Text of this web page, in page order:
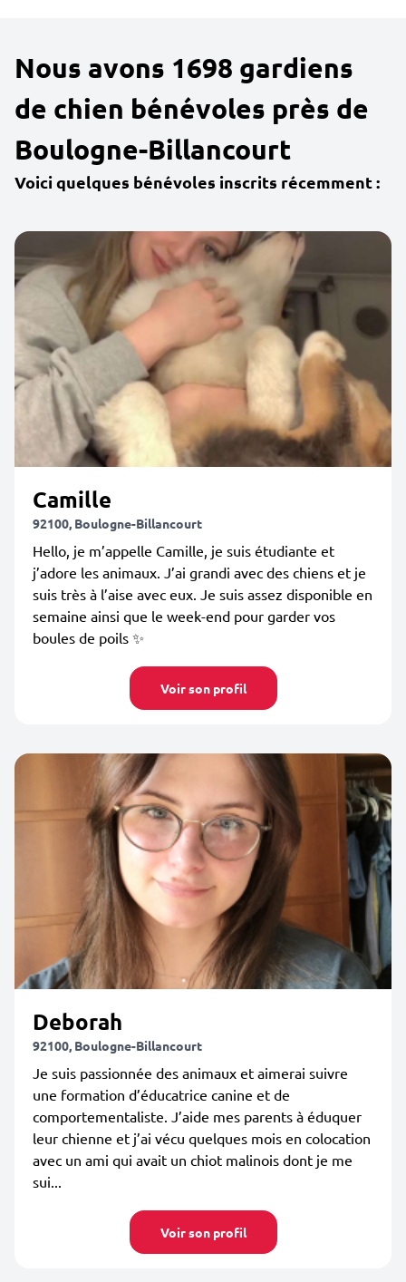
Nous avons 1698 gardiens
de chien bénévoles près de
Boulogne-Billancourt
Voici quelques bénévoles inscrits récemment :
Camille
92100, Boulogne-Billancourt
Hello, je m’appelle Camille, je suis étudiante et
j’adore les animaux. J’ai grandi avec des chiens et je
suis très à l’aise avec eux. Je suis assez disponible en
semaine ainsi que le week-end pour garder vos
boules de poils ✨
Voir son profil
Deborah
92100, Boulogne-Billancourt
Je suis passionnée des animaux et aimerai suivre
une formation d’éducatrice canine et de
comportementaliste. J’aide mes parents à éduquer
leur chienne et j’ai vécu quelques mois en colocation
avec un ami qui avait un chiot malinois dont je me
sui...
Voir son profil